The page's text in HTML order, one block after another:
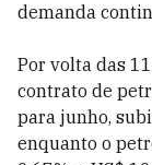
demanda
Por volta das
contrato de
para junho,
enquanto o